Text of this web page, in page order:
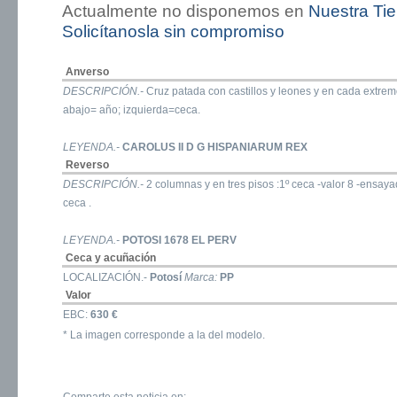
Actualmente no disponemos en Nuestra
Solicítanosla sin compromiso
Anverso
DESCRIPCIÓN.- Cruz patada con castillos y leones y en cada
abajo= año; izquierda=ceca.
LEYENDA.- CAROLUS II D G HISPANIARUM REX
Reverso
DESCRIPCIÓN.- 2 columnas y en tres pisos :1º ceca -valor 8 -
ceca .
LEYENDA.- POTOSI 1678 EL PERV
Ceca y acuñación
LOCALIZACIÓN.- Potosí Marca: PP
Valor
EBC: 630 €
* La imagen corresponde a la del modelo.